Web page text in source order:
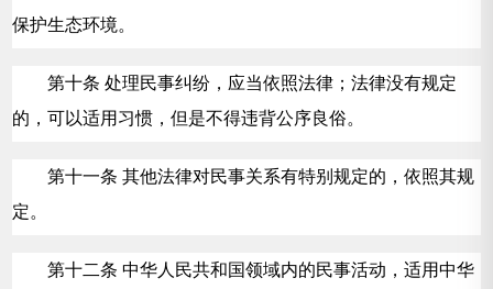
保护生态环境。
第十条 处理民事纠纷，应当依照法律；法律没有规定
的，可以适用习惯，但是不得违背公序良俗。
第十一条 其他法律对民事关系有特别规定的，依照其规
定。
第十二条 中华人民共和国领域内的民事活动，适用中华